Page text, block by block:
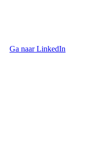
Ga naar LinkedIn